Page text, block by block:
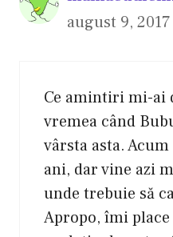
august 9,
Ce amintiri mi-ai
vremea când
vârsta asta.
ani, dar vine azi
unde trebuie să
Apropo, îmi